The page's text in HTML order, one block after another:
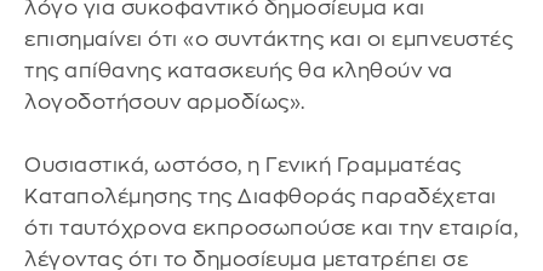
λόγο για συκοφαντικό δημοσίευμα και
επισημαίνει ότι «ο συντάκτης και οι εμπνευστές
της απίθανης κατασκευής θα κληθούν να
λογοδοτήσουν αρμοδίως».
Ουσιαστικά, ωστόσο, η Γενική Γραμματέας
Καταπολέμησης της Διαφθοράς παραδέχεται
ότι ταυτόχρονα εκπροσωπούσε και την εταιρία,
λέγοντας ότι το δημοσίευμα μετατρέπει σε